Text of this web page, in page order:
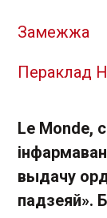
Замежжа
Пераклад
Le Monde,
выдачу
падзеяй».